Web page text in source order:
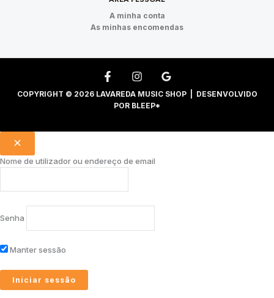
A minha conta
As minhas encomendas
COPYRIGHT © 2026 LAVAREDA MUSIC SHOP | DESENVOLVIDO
POR BLEEP*
Nome de utilizador ou endereço de email
Senha
Manter sessão